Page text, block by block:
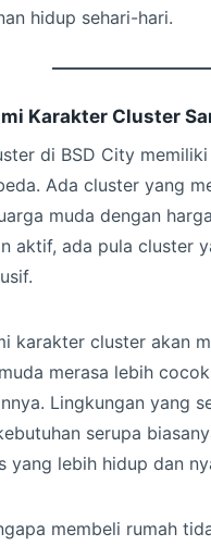
hidup sehari-hari.
Karakter Cluster
di BSD City
Ada cluster yang
muda dengan
aktif, ada pula cluster
karakter cluster akan
merasa lebih
Lingkungan yang
serupa
yang lebih hidup dan
membeli rumah